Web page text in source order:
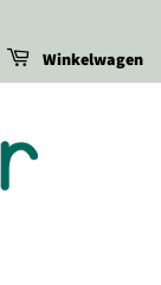
Winkelwagen